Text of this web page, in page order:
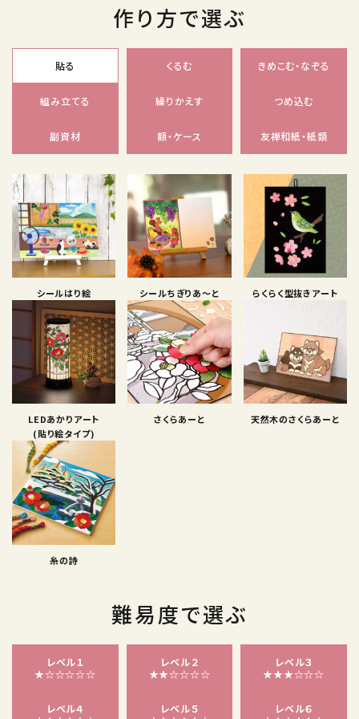
作り方で選ぶ
貼る くるむ きめこむ・なぞる
組み立てる 繰りかえす つめ込む
副資材 額・ケース 友禅和紙・紙類
シールはり絵 シールちぎりあ〜と らくらく型抜きアート
LEDあかりアート
(貼り絵タイプ)
さくらあーと 天然木のさくらあーと
糸の詩
難易度で選ぶ
レベル１
★☆☆☆☆☆
レベル２
★★☆☆☆☆
レベル３
★★★☆☆☆
レベル４
レベル５
レベル６